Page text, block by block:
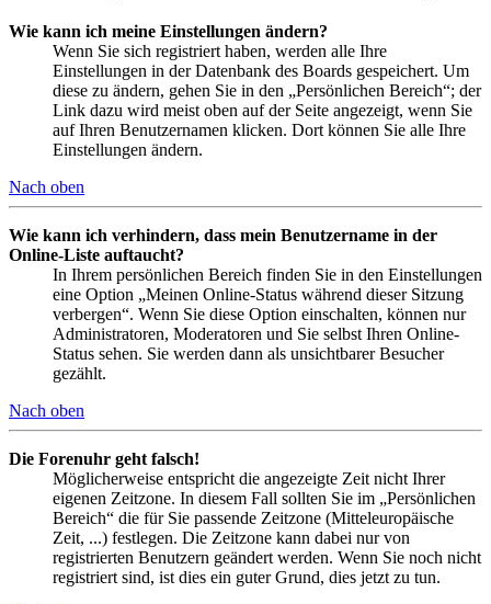
Wie kann ich meine Einstellungen ändern?
Wenn Sie sich registriert haben, werden alle Ihre
Einstellungen in der Datenbank des Boards gespeichert. Um
diese zu ändern, gehen Sie in den „Persönlichen Bereich“; der
Link dazu wird meist oben auf der Seite angezeigt, wenn Sie
auf Ihren Benutzernamen klicken. Dort können Sie alle Ihre
Einstellungen ändern.
Nach oben
Wie kann ich verhindern, dass mein Benutzername in der
Online-Liste auftaucht?
In Ihrem persönlichen Bereich finden Sie in den Einstellungen
eine Option „Meinen Online-Status während dieser Sitzung
verbergen“. Wenn Sie diese Option einschalten, können nur
Administratoren, Moderatoren und Sie selbst Ihren Online-
Status sehen. Sie werden dann als unsichtbarer Besucher
gezählt.
Nach oben
Die Forenuhr geht falsch!
Möglicherweise entspricht die angezeigte Zeit nicht Ihrer
eigenen Zeitzone. In diesem Fall sollten Sie im „Persönlichen
Bereich“ die für Sie passende Zeitzone (Mitteleuropäische
Zeit, ...) festlegen. Die Zeitzone kann dabei nur von
registrierten Benutzern geändert werden. Wenn Sie noch nicht
registriert sind, ist dies ein guter Grund, dies jetzt zu tun.